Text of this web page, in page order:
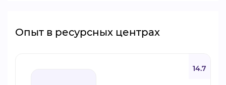
Опыт в ресурсных центрах
14.7